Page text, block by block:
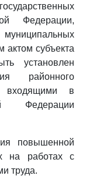
Федерации,
муниципальных
субъекта
установлен
районного
входящими в
Федерации
повышенной
на работах с
труда.